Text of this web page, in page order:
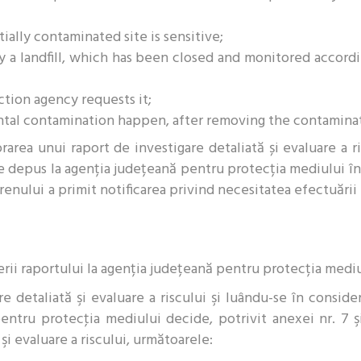
contaminated site is sensitive;
landfill, which has been closed and monitored
agency requests it;
contamination happen, after removing the
unui raport de investigare detaliată și evaluare
la agenția județeană pentru protecția mediului
a primit notificarea privind necesitatea efectuării
raportului la agenția județeană pentru protecția
detaliată şi evaluare a riscului şi luându-se în
protecţia mediului decide, potrivit anexei nr. 7
evaluare a riscului, următoarele: